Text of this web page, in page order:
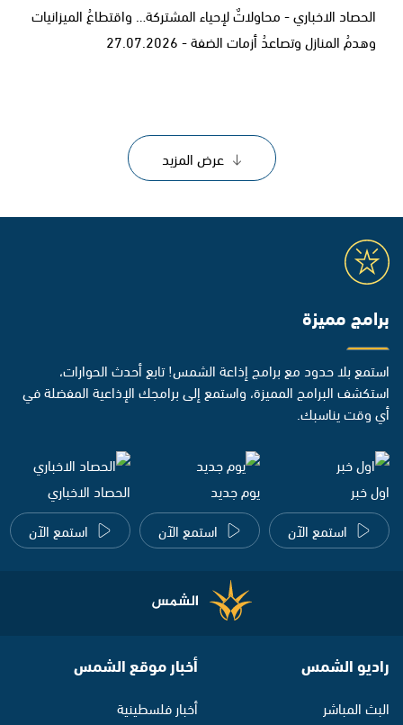
الحصاد الاخباري - محاولاتٌ لإحياء المشتركة… واقتطاعُ الميزانيات
وهدمُ المنازل وتصاعدُ أزمات الضفة - 27.07.2026
عرض المزيد
برامج مميزة
استمع بلا حدود مع برامج إذاعة الشمس! تابع أحدث الحوارات،
استكشف البرامج المميزة، واستمع إلى برامجك الإذاعية المفضلة في
أي وقت يناسبك.
اول خبر
استمع الآن
يوم جديد
استمع الآن
الحصاد الاخباري
استمع الآن
راديو الشمس
البث المباشر
أخبار موقع الشمس
أخبار فلسطينية